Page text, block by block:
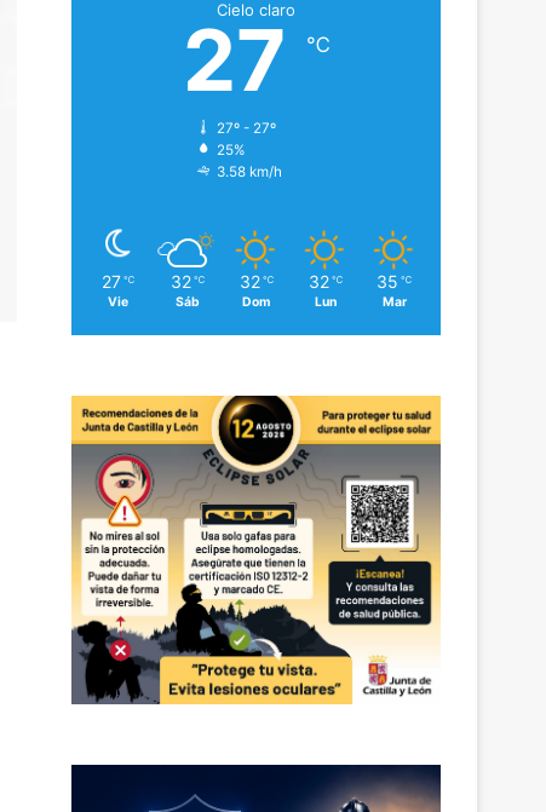
Cielo claro
27 ℃
27º - 27º
25%
3.58 km/h
27 ℃
Vie
32 ℃
Sáb
32 ℃
Dom
32 ℃
Lun
35 ℃
Mar